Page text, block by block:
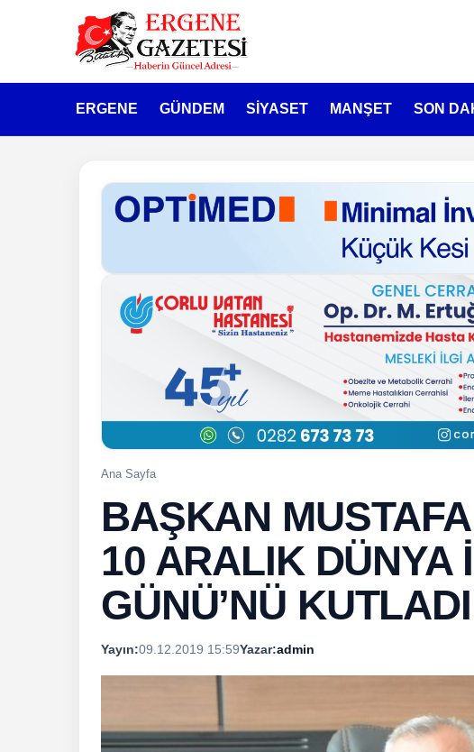
ERGENE GÜNDEM SİYASET MANŞET SON
Ana Sayfa
BAŞKAN
10 ARALIK DÜNYA
GÜNÜ’NÜ KUTLADI
Yayın:09.12.2019 15:59Yazar:admin